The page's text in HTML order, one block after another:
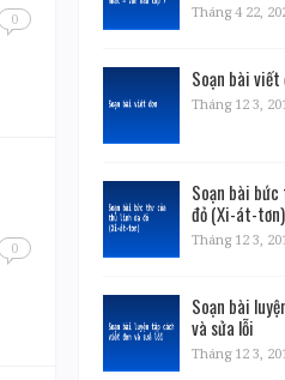
0
0
Tháng 4 22,
Soạn bài viết
Tháng 12 3,
Soạn bài
đỏ (Xi-át-tơn)
Tháng 12 3,
Soạn bài
và sửa lỗi
Tháng 12 3,